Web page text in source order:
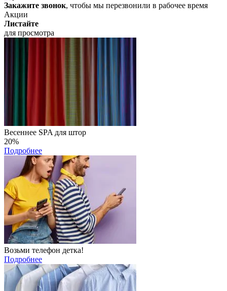
Закажите звонок, чтобы мы перезвонили в рабочее время
Акции
Листайте
для просмотра
Весеннее SPA для штор
20%
Подробнее
Возьми телефон детка!
Подробнее